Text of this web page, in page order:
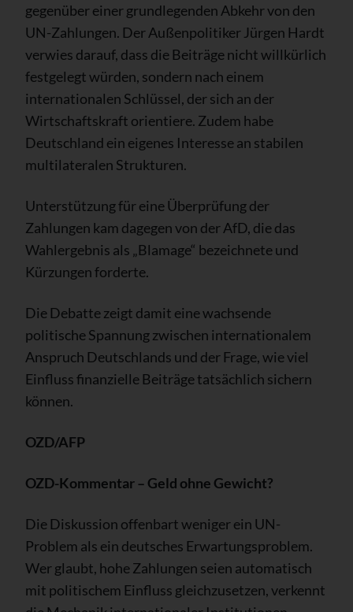
gegenüber einer grundlegenden Abkehr von den
UN-Zahlungen. Der Außenpolitiker Jürgen Hardt
verwies darauf, dass die Beiträge nicht willkürlich
festgelegt würden, sondern nach einem
internationalen Schlüssel, der sich an der
Wirtschaftskraft orientiere. Zudem habe
Deutschland ein eigenes Interesse an stabilen
multilateralen Strukturen.
Unterstützung für eine Überprüfung der
Zahlungen kam dagegen von der AfD, die das
Wahlergebnis als „Blamage“ bezeichnete und
Kürzungen forderte.
Die Debatte zeigt damit eine wachsende
politische Spannung zwischen internationalem
Anspruch Deutschlands und der Frage, wie viel
Einfluss finanzielle Beiträge tatsächlich sichern
können.
OZD/AFP
OZD-Kommentar – Geld ohne Gewicht?
Die Diskussion offenbart weniger ein UN-
Problem als ein deutsches Erwartungsproblem.
Wer glaubt, hohe Zahlungen seien automatisch
mit politischem Einfluss gleichzusetzen, verkennt